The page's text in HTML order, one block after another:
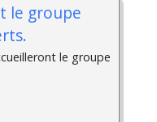
le groupe
le groupe